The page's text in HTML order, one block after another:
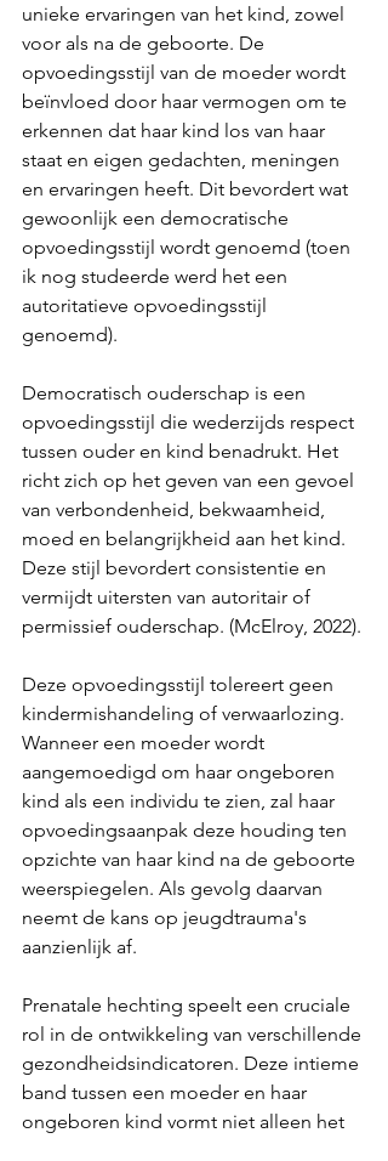
unieke ervaringen van het kind, zowel
voor als na de geboorte. De
opvoedingsstijl van de moeder wordt
beïnvloed door haar vermogen om te
erkennen dat haar kind los van haar
staat en eigen gedachten, meningen
en ervaringen heeft. Dit bevordert wat
gewoonlijk een democratische
opvoedingsstijl wordt genoemd (toen
ik nog studeerde werd het een
autoritatieve opvoedingsstijl
genoemd).
Democratisch ouderschap is een
opvoedingsstijl die wederzijds respect
tussen ouder en kind benadrukt. Het
richt zich op het geven van een gevoel
van verbondenheid, bekwaamheid,
moed en belangrijkheid aan het kind.
Deze stijl bevordert consistentie en
vermijdt uitersten van autoritair of
permissief ouderschap. (McElroy, 2022).
Deze opvoedingsstijl tolereert geen
kindermishandeling of verwaarlozing.
Wanneer een moeder wordt
aangemoedigd om haar ongeboren
kind als een individu te zien, zal haar
opvoedingsaanpak deze houding ten
opzichte van haar kind na de geboorte
weerspiegelen. Als gevolg daarvan
neemt de kans op jeugdtrauma's
aanzienlijk af.
Prenatale hechting speelt een cruciale
rol in de ontwikkeling van verschillende
gezondheidsindicatoren. Deze intieme
band tussen een moeder en haar
ongeboren kind vormt niet alleen het